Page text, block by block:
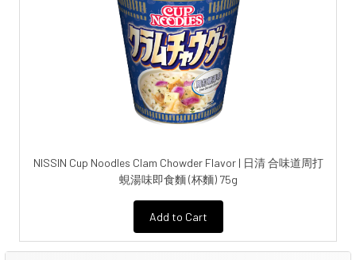
NISSIN Cup Noodles Clam Chowder Flavor | 日清 合味道周打
蜆湯味即食麵 (杯麵) 75g
Add to Cart